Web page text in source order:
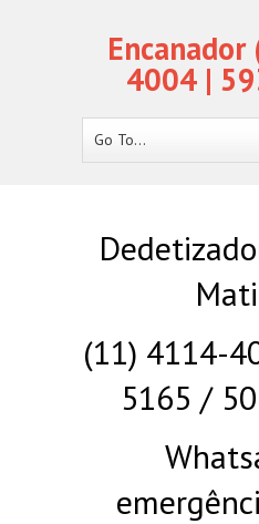
4004 |
Go To...
(11) 4114-
5165 /